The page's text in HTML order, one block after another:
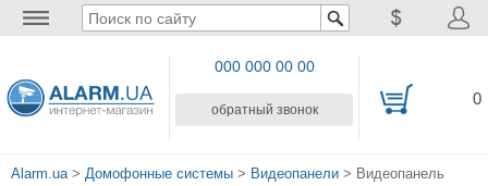
000 000 00 00
обратный звонок
0
Alarm.ua> Домофонные системы > Видеопанели > Видеопанель